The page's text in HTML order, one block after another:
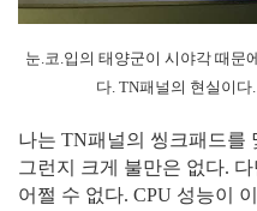
눈.코.입의 태양군이 시야각 때문
다. TN패널의 현실이
나는 TN패널의 씽크패드를
그런지 크게 불만은 없다.
어쩔 수 없다. CPU 성능이